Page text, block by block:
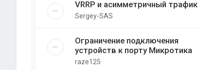
VRRP и асимметричный трафик
Sergey-SAS
Ограничение подключения
устройств к порту Микротика
raze125